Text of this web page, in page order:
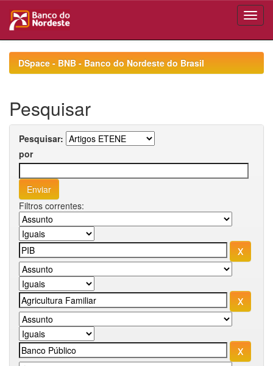
navigationDSpace - BNB - Banco do Nordeste do Brasil
Pesquisar
Pesquisar:
por
Filtros correntes: